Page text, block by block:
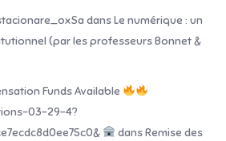
dansLe numérique : un
(par les professeurs Bonnet &
Funds Available
03-29-4?
dansRemise des